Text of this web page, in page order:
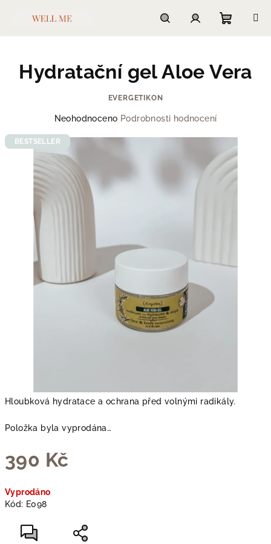
košík
Hloubková hydratace a ochrana před volnými radikály.
Položka byla vyprodána…
390 Kč
cena:
Vyprodáno
Kód: E098
Hydratační gel Aloe Vera
EVERGETIKON
produktu
Neohodnoceno Podrobnosti hodnocení
BESTSELLER